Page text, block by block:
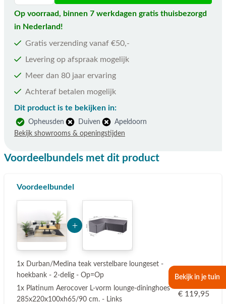
Bekijk in je tuin
Op voorraad, binnen 7 werkdagen gratis thuisbezorgd
in Nederland!
Gratis verzending vanaf €50,-
Levering op afspraak mogelijk
Meer dan 80 jaar ervaring
Achteraf betalen mogelijk
Dit product is te bekijken in:
Opheusden Duiven
Apeldoorn
Bekijk showrooms & openingstijden
Voordeelbundels met dit product
Voordeelbundel
1x Durban/Medina teak verstelbare loungeset -
hoekbank - 2-delig - Op=Op
1x Platinum Aerocover L-vorm lounge-dininghoes
285x220x100xh65/90 cm. - Links
€ 119,95